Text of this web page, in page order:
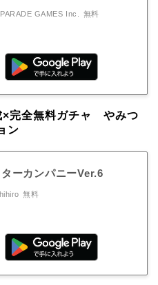
GAMES Inc. 無料
×完全無料ガチャ やみつ
ン
ーカンパニーVer.6
無料